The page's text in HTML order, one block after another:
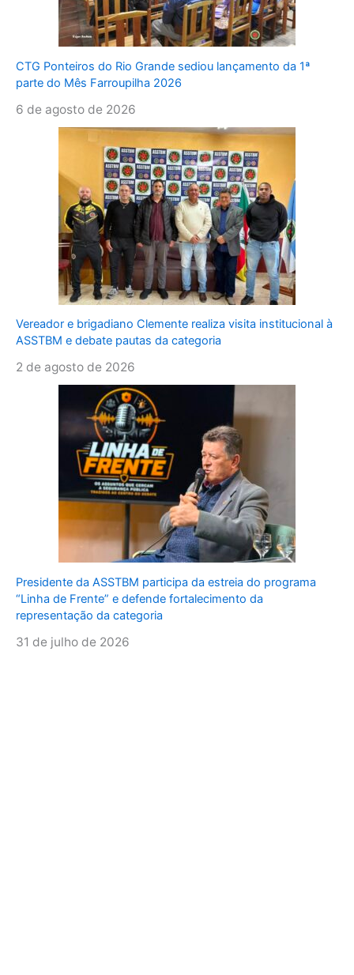
CTG Ponteiros do Rio Grande sediou lançamento da 1ª
parte do Mês Farroupilha 2026
6 de agosto de 2026
Vereador e brigadiano Clemente realiza visita institucional à
ASSTBM e debate pautas da categoria
2 de agosto de 2026
Presidente da ASSTBM participa da estreia do programa
“Linha de Frente” e defende fortalecimento da
representação da categoria
31 de julho de 2026